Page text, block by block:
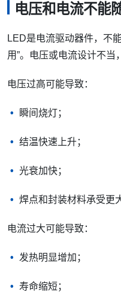
电压和电流不能
LED是电流驱动器件，不
用”。电压或电流设计不当
电压过高可能导致：
瞬间烧灯；
结温快速上升；
光衰加快；
焊点和封装材料承受更
电流过大可能导致：
发热明显增加；
寿命缩短；